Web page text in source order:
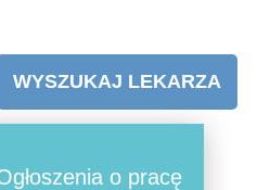
WYSZUKAJ LEKARZA
o pracę